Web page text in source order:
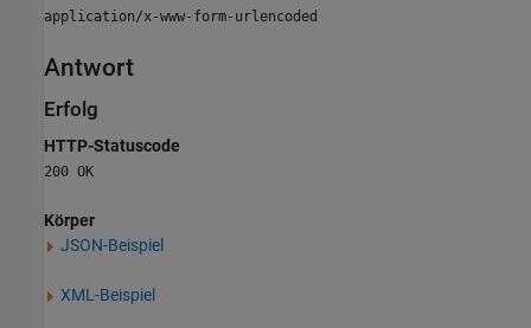
application/x-www-form-urlencoded
Antwort
Erfolg
HTTP-Statuscode
200 OK
Körper
JSON-Beispiel
XML-Beispiel